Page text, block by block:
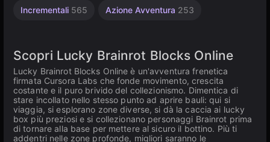
Incrementali 565 Azione Avventura 253
5
Scopri Lucky Brainrot Blocks Online
Lucky Brainrot Blocks Online è un'avventura frenetica
firmata Cursora Labs che fonde movimento, crescita
costante e il puro brivido del collezionismo. Dimentica di
stare incollato nello stesso punto ad aprire bauli: qui si
viaggia, si esplorano zone diverse, si dà la caccia ai lucky
box più preziosi e si collezionano personaggi Brainrot prima
di tornare alla base per mettere al sicuro il bottino. Più ti
addentri nelle zone profonde, migliori saranno le